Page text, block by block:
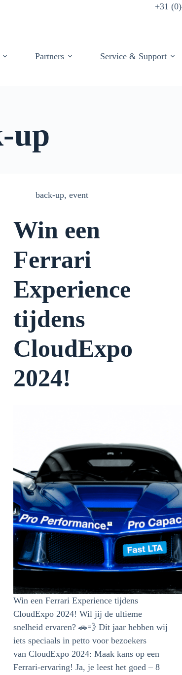
+31
Partners Service & Support
up
back-up,event
Win een
Ferrari
Experience
tijdens
CloudExpo
2024!
Win een Ferrari Experience tijdens
CloudExpo 2024! Wil jij de ultieme
snelheid ervaren? 🚗💨 Dit jaar hebben wij
iets speciaals in petto voor bezoekers
van CloudExpo 2024: Maak kans op een
Ferrari-ervaring! Ja, je leest het goed – 8